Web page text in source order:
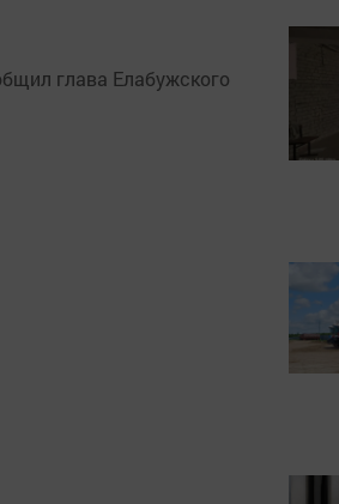
глава Елабужского